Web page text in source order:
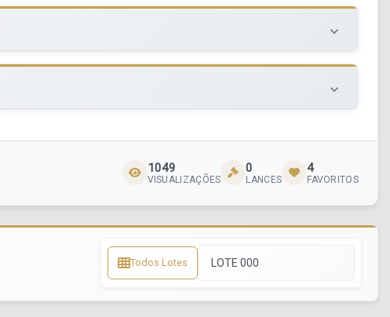
keyboard_arrow_down
keyboard_arrow_down
1049
VISUALIZAÇÕES
0
LANCES
4
FAVORITOS
Todos Lotes